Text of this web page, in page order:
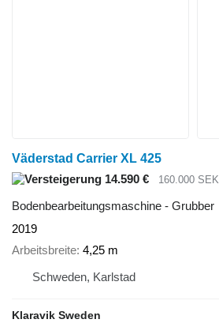
Väderstad Carrier XL 425
14.590 €
160.000 SEK
Bodenbearbeitungsmaschine - Grubber
2019
Arbeitsbreite 4,25 m
Schweden, Karlstad
Klaravik Sweden